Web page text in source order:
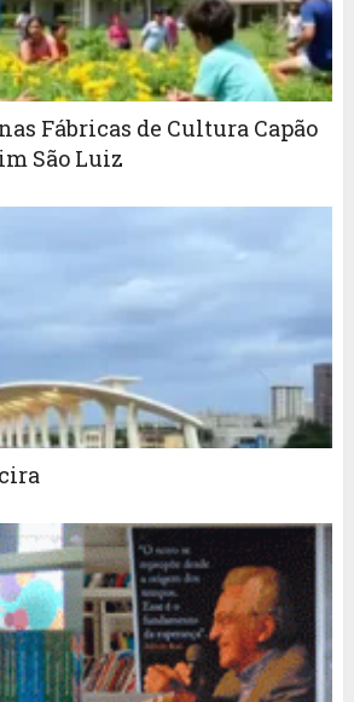
Fábricas de Cultura Capão
São Luiz